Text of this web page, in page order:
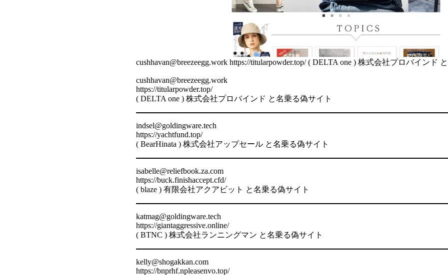
cushhavan@breezeegg.work https://titularpowder.top/ ( DELTA one ) 株式会社プロバインド
cushhavan@breezeegg.work
https://titularpowder.top/
( DELTA one ) 株式会社プロバインド と名乗る偽サイト
indsel@goldingware.tech
https://yachtfund.top/
( BearHinata ) 株式会社アップセール と名乗る偽サイト
isabelle@reliefbook.za.com
https://buck.finishaccept.cfd/
( blaze ) 有限会社アクアビット と名乗る偽サイト
katmag@goldingware.tech
https://giantaggressive.online/
( BTNC ) 株式会社ランニングマン と名乗る偽サイト
kelly@shogakkan.com
https://bnprhf.npleasenvo.top/